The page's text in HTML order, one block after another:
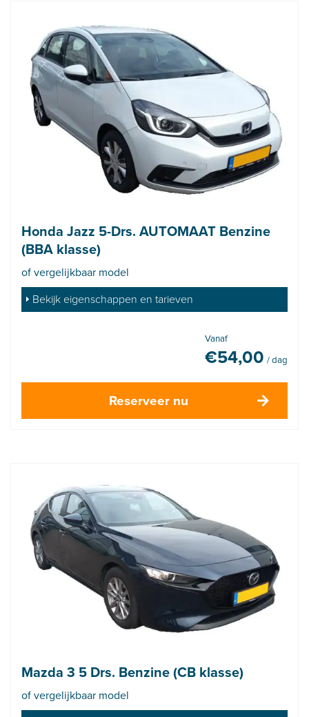
Honda Jazz 5-Drs. AUTOMAAT Benzine
(BBA klasse)
of vergelijkbaar model
Bekijk eigenschappen en tarieven
Vanaf
€54,00 / dag
Reserveer nu
Mazda 3 5 Drs. Benzine (CB klasse)
of vergelijkbaar model